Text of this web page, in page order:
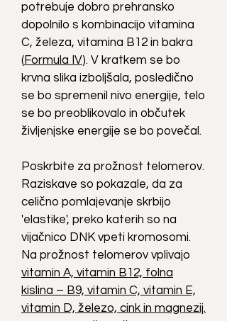
potrebuje dobro prehransko
dopolnilo s kombinacijo vitamina
C, železa, vitamina B12 in bakra
(Formula IV). V kratkem se bo
krvna slika izboljšala, posledično
se bo spremenil nivo energije, telo
se bo preoblikovalo in občutek
življenjske energije se bo povečal.
Poskrbite za prožnost telomerov.
Raziskave so pokazale, da za
celično pomlajevanje skrbijo
'elastike', preko katerih so na
vijačnico DNK vpeti kromosomi.
Na prožnost telomerov vplivajo
vitamin A, vitamin B12, folna
kislina – B9, vitamin C, vitamin E,
vitamin D, železo, cink in magnezij.